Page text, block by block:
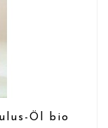
Öl bio